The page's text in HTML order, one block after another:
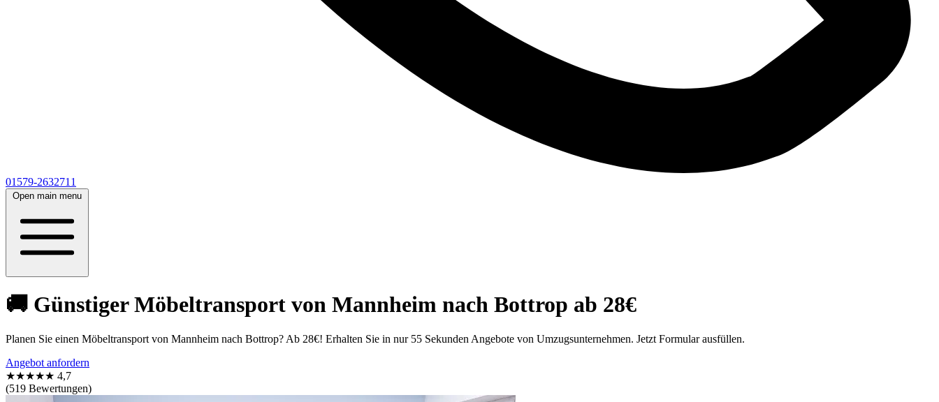
01579-2632711
Open main menu
🚚 Günstiger Möbeltransport von Mannheim nach Bottrop ab 28€
Planen Sie einen Möbeltransport von Mannheim nach Bottrop? Ab 28€! Erhalten Sie in nur 55 Sekunden Angebote von Umzugsunternehmen. Jetzt Formular ausfüllen.
Angebot anfordern
★★★★★ 4,7
(519 Bewertungen)